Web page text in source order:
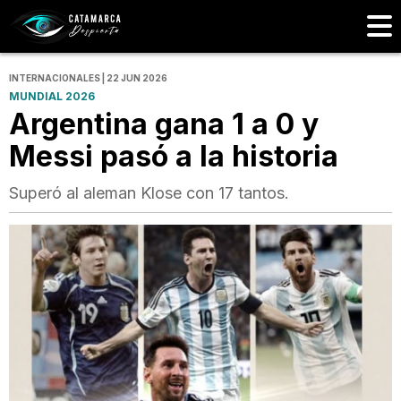
INTERNACIONALES | 22 JUN 2026
MUNDIAL 2026
Argentina gana 1 a 0 y
Messi pasó a la historia
Superó al aleman Klose con 17 tantos.